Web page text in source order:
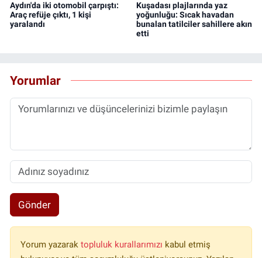
Aydın'da iki otomobil çarpıştı:
Araç refüje çıktı, 1 kişi
yaralandı
Kuşadası plajlarında yaz
yoğunluğu: Sıcak havadan
bunalan tatilciler sahillere akın
etti
Yorumlar
Gönder
Yorum yazarak topluluk kurallarımızı kabul etmiş